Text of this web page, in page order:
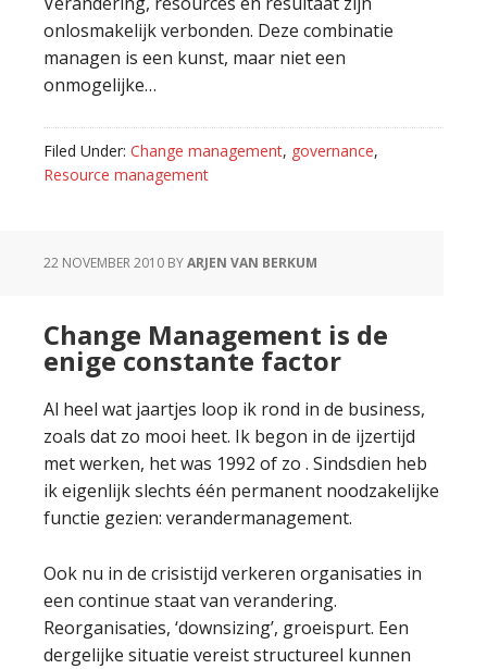
onlosmakelijk verbonden. Deze combinatie
managen is een kunst, maar niet een
onmogelijke…
Filed Under: Change management, governance,
Resource management
22 NOVEMBER 2010 BYARJEN VAN BERKUM
Change Management is de
enige constante factor
Al heel wat jaartjes loop ik rond in de business,
zoals dat zo mooi heet. Ik begon in de ijzertijd
met werken, het was 1992 of zo . Sindsdien heb
ik eigenlijk slechts één permanent noodzakelijke
functie gezien: verandermanagement.
Ook nu in de crisistijd verkeren organisaties in
een continue staat van verandering.
Reorganisaties, ‘downsizing’, groeispurt. Een
dergelijke situatie vereist structureel kunnen